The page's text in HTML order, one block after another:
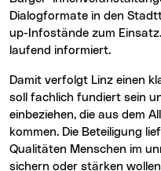
Dialogformate in den
up-Infostände zum
laufend informiert.
Damit verfolgt Linz einen klaren Ansatz. Stadtentwicklung
soll fachlich fundiert sein
einbeziehen, die aus dem
kommen. Die Beteiligung
Qualitäten Menschen im
sichern oder stärken